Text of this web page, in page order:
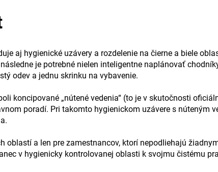
aj hygienické uzávery a rozdelenie na čierne a biele
je potrebné nielen inteligentne naplánovať
odev a jednu skrinku na vybavenie.
koncipované „nútené vedenia“ (to je v skutočnosti
poradí. Pri takomto hygienickom uzávere s núteným
oblastí a len pre zamestnancov, ktorí nepodliehajú
v hygienicky kontrolovanej oblasti k svojmu čistému